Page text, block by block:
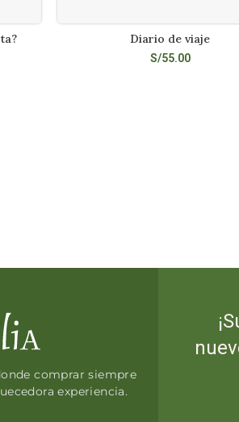
LEER MÁS
Diario de viaje
S/55.00
comprar siempre
experiencia.